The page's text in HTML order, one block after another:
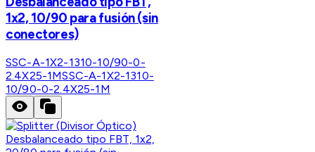
1x2, 10/90 para fusión (sin
conectores)
SSC-A-1X2-1310-10/90-0-
2.4X25-1MSSC-A-1X2-1310-
10/90-0-2.4X25-1M